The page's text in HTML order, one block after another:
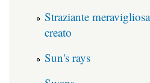
Straziante
creato
Sun's rays